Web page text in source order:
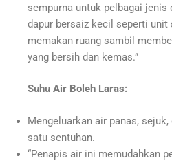
sempurna untuk pelbagai jenis
dapur bersaiz kecil seperti
memakan ruang sambil
yang bersih dan kemas.”
Suhu Air Boleh Laras:
Mengeluarkan air panas,
satu sentuhan.
“Penapis air ini memudahkan